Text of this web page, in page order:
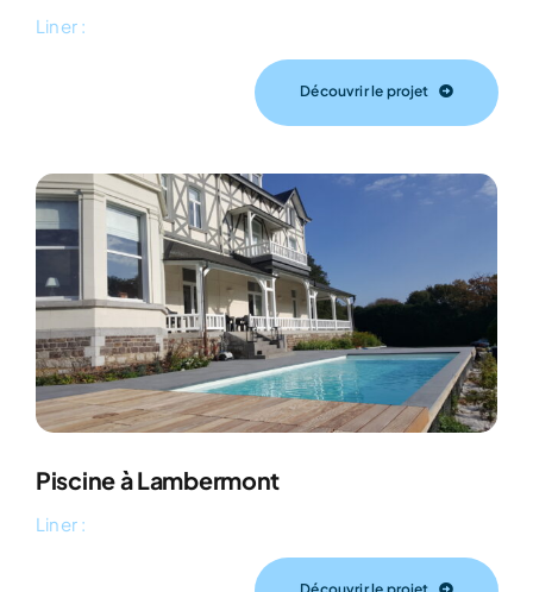
Liner :
Découvrir le projet
Piscine à Lambermont
Liner :